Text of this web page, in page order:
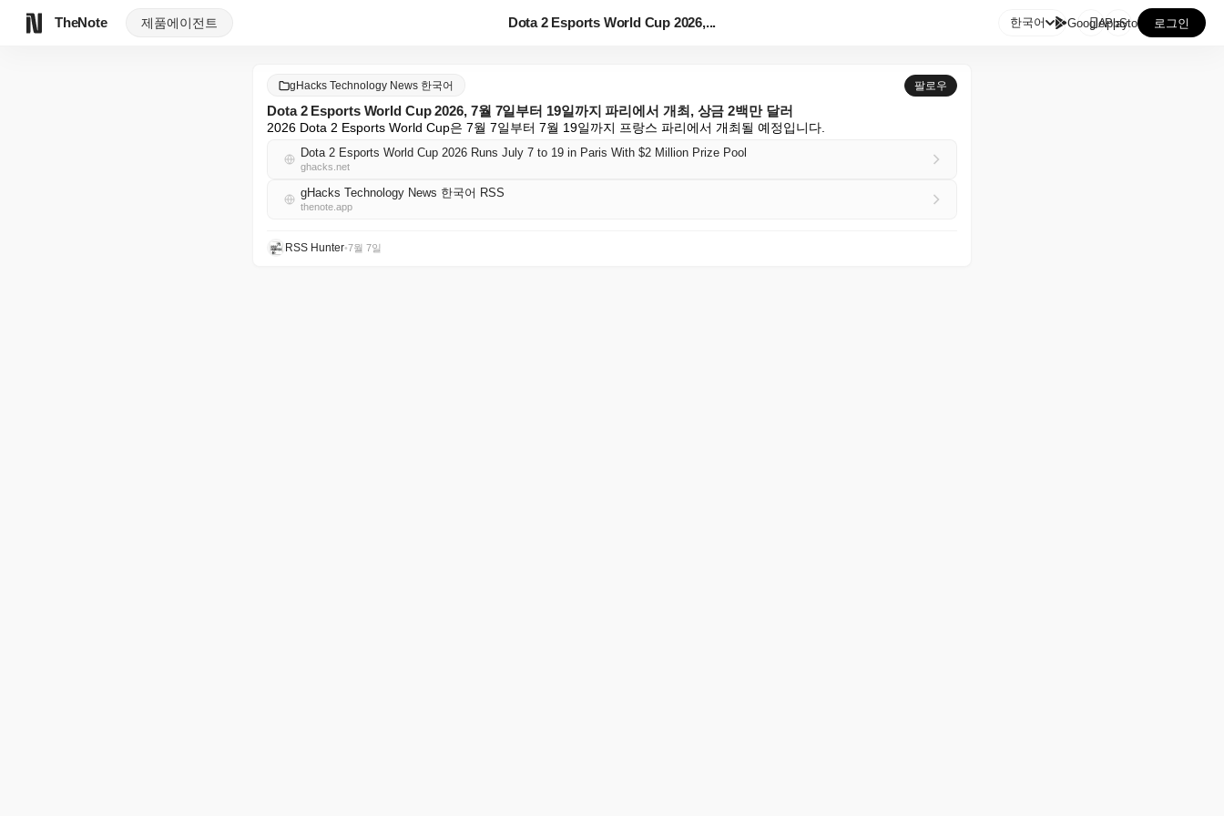
TheNote 제품에이전트 Dota 2 Esports World Cup 2026,... 한국어 GooglePlay
AppStore 로그인
gHacks Technology News 한국어 팔로우
Dota 2 Esports World Cup 2026, 7월 7일부터 19일까지 파리에서 개최, 상금 2백만 달러
2026 Dota 2 Esports World Cup은 7월 7일부터 7월 19일까지 프랑스 파리에서 개최될 예정입니다.
Dota 2 Esports World Cup 2026 Runs July 7 to 19 in Paris With $2 Million Prize Pool
ghacks.net
gHacks Technology News 한국어 RSS
thenote.app
RSS Hunter•7월 7일